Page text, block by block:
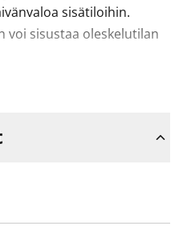
sisätiloihin.
voi sisustaa oleskelutilan
puujäljitelmää ja
Tiskiallas on
liesi, astianpesukone,